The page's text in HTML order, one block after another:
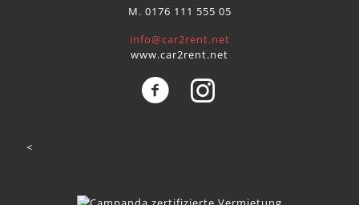
M. 0176 111 555 05
info@car2rent.net
www.car2rent.net
<